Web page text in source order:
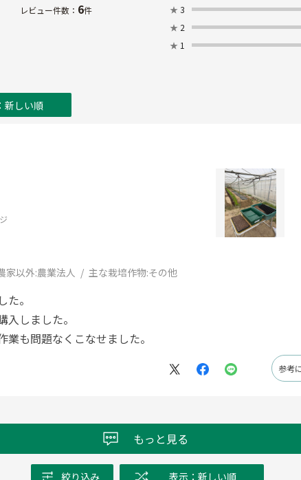
レビュー件数： 6件 ★ 3
★ 2
★ 1
新しい順
家以外:農業法人 主な栽培作物:その他
。
しました。
業も問題なくこなせました。
参考
もっと見る
絞り込み 表示：新しい順